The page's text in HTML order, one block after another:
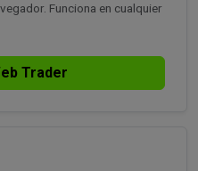
Funciona en cualquier
Trader